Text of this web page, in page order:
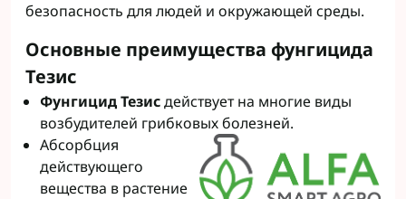
безопасность для людей и окружающей среды.
Основные преимущества фунгицида
Тезис
Фунгицид Тезисдействует на многие виды
возбудителей грибковых болезней.
Абсорбция
действующего
вещества в растение